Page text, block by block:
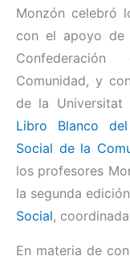
Monzón celebró
con el apoyo de
Comunidad, y
de la Universitat
Libro Blanco
Social de la
los profesores
la segunda
Social,
En materia de